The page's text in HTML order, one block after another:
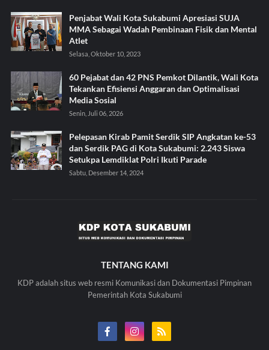
Penjabat Wali Kota Sukabumi Apresiasi SUJA
MMA Sebagai Wadah Pembinaan Fisik dan Mental
Atlet
Selasa, Oktober 10, 2023
60 Pejabat dan 42 PNS Pemkot Dilantik, Wali Kota
Tekankan Efisiensi Anggaran dan Optimalisasi
Media Sosial
Senin, Juli 06, 2026
Pelepasan Kirab Pamit Serdik SIP Angkatan ke-53
dan Serdik PAG di Kota Sukabumi: 2.243 Siswa
Setukpa Lemdiklat Polri Ikuti Parade
Sabtu, Desember 14, 2024
TENTANG KAMI
KDP adalah situs web resmi Komunikasi dan Dokumentasi Pimpinan
Pemerintah Kota Sukabumi